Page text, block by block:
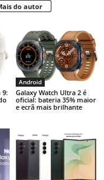
do autor
9:
Android
Galaxy Watch Ultra 2 é
oficial: bateria 35% maior
e ecrã mais brilhante